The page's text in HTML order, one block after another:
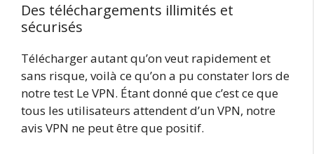
Des téléchargements illimités et
sécurisés
Télécharger autant qu’on veut rapidement et
sans risque, voilà ce qu’on a pu constater lors de
notre test Le VPN. Étant donné que c’est ce que
tous les utilisateurs attendent d’un VPN, notre
avis VPN ne peut être que positif.